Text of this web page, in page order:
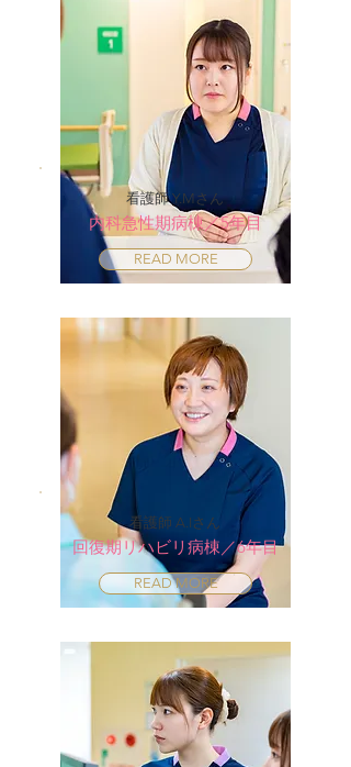
看護師 Y.Mさん
内科急性期病棟／5年目
READ MORE
看護師 A.Iさん
回復期リハビリ病棟／6年目
READ MORE